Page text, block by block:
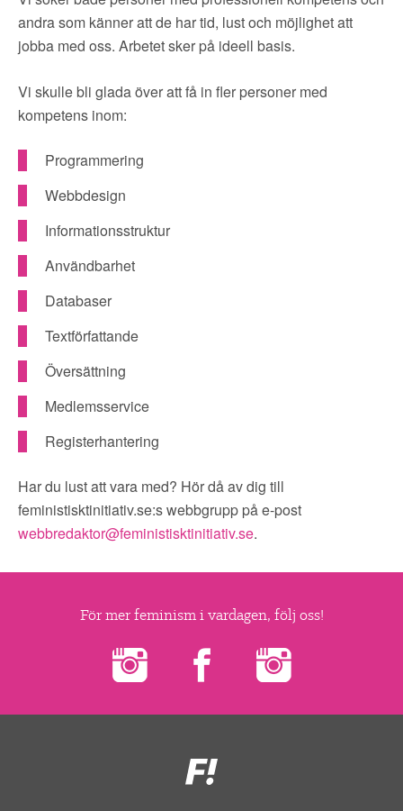
OM FI
FÖR MEDLEMMAR
NYHETER
SÖK
andra som känner att de har tid, lust och möjlighet att
jobba med oss. Arbetet sker på ideell basis.
Vi skulle bli glada över att få in fler personer med
kompetens inom:
Programmering
Webbdesign
Informationsstruktur
Användbarhet
Databaser
Textförfattande
Översättning
Medlemsservice
Registerhantering
Har du lust att vara med? Hör då av dig till
feministisktinitiativ.se:s webbgrupp på e-post
webbredaktor@feministisktinitiativ.se.
För mer feminism i vardagen, följ oss!
Feministiskt
initiativ